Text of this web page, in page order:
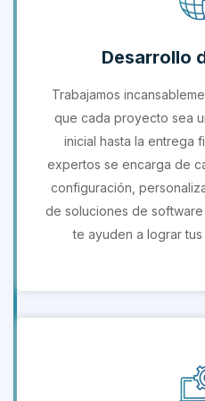
Desarrollo
Trabajamos
que cada proyecto sea
inicial hasta la entrega
expertos se encarga de
configuración,
de soluciones de
te ayuden a lograr